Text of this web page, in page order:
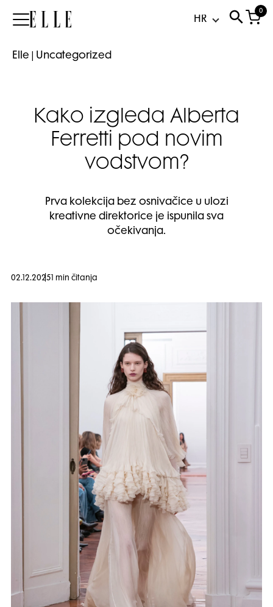
Elle
0
Elle Uncategorized
Kako izgleda Alberta
Ferretti pod novim
vodstvom?
Prva kolekcija bez osnivačice u ulozi
kreativne direktorice je ispunila sva
očekivanja.
02.12.2025 1 min čitanja